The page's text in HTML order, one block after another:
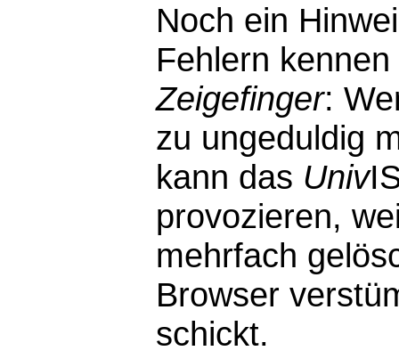
Noch ein
Fehlern
Zeigefinger:
zu ungeduldig
kann das Univ
provozieren,
mehrfach
Browser
schickt.